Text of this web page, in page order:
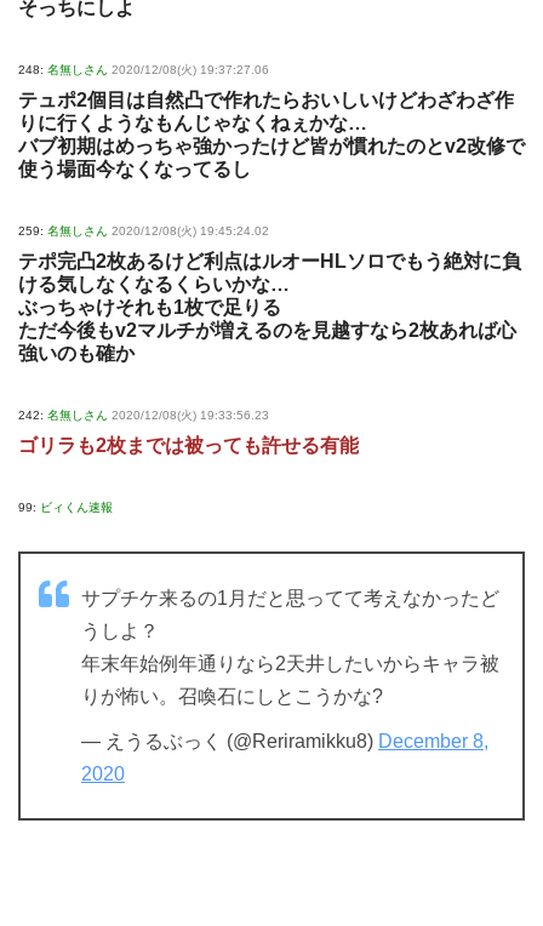
そっちにしよ
248: 名無しさん 2020/12/08(火) 19:37:27.06
テュポ2個目は自然凸で作れたらおいしいけどわざわざ作
りに行くようなもんじゃなくねぇかな…
バブ初期はめっちゃ強かったけど皆が慣れたのとv2改修で
使う場面今なくなってるし
259: 名無しさん 2020/12/08(火) 19:45:24.02
テポ完凸2枚あるけど利点はルオーHLソロでもう絶対に負
ける気しなくなるくらいかな…
ぶっちゃけそれも1枚で足りる
ただ今後もv2マルチが増えるのを見越すなら2枚あれば心
強いのも確か
242: 名無しさん 2020/12/08(火) 19:33:56.23
ゴリラも2枚までは被っても許せる有能
99: ビィくん速報
サプチケ来るの1月だと思ってて考えなかったど
うしよ？
年末年始例年通りなら2天井したいからキャラ被
りが怖い。召喚石にしとこうかな?
— えうるぶっく (@Reriramikku8) December 8,
2020